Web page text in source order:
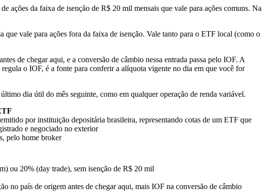
ações da faixa de isenção de R$ 20 mil mensais que vale para ações comuns. Na
vale para ações fora da faixa de isenção. Vale tanto para o ETF local (como o
de chegar aqui, e a conversão de câmbio nessa entrada passa pelo IOF. A
regula o IOF, é a fonte para conferir a alíquota vigente no dia em que você for
dia útil do mês seguinte, como em qualquer operação de renda variável.
por instituição depositária brasileira, representando cotas de um ETF que
e negociado no exterior
pelo home broker
ou 20% (day trade), sem isenção de R$ 20 mil
no país de origem antes de chegar aqui, mais IOF na conversão de câmbio